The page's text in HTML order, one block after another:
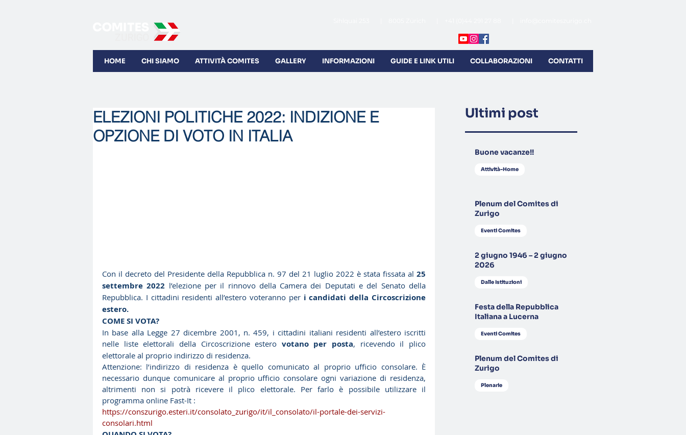
HOME CHI SIAMO ATTIVITÀ COMITES GALLERY INFORMAZIONI GUIDE E LINK UTILI COLLABORAZIONI CONTATTI
ELEZIONI POLITICHE 2022: INDIZIONE E
OPZIONE DI VOTO IN ITALIA
Con il decreto del Presidente della Repubblica n. 97 del 21 luglio 2022 è stata fissata al 25
settembre 2022 l’elezione per il rinnovo della Camera dei Deputati e del Senato della
Repubblica. I cittadini residenti all’estero voteranno per i candidati della Circoscrizione
estero.
COME SI VOTA?
In base alla Legge 27 dicembre 2001, n. 459, i cittadini italiani residenti all’estero iscritti
nelle liste elettorali della Circoscrizione estero votano per posta, ricevendo il plico
elettorale al proprio indirizzo di residenza.
Attenzione: l’indirizzo di residenza è quello comunicato al proprio ufficio consolare. È
necessario dunque comunicare al proprio ufficio consolare ogni variazione di residenza,
altrimenti non si potrà ricevere il plico elettorale. Per farlo è possibile utilizzare il
programma online Fast-It :
https://conszurigo.esteri.it/consolato_zurigo/it/il_consolato/il-portale-dei-servizi-
consolari.html
Ultimi post
Buone vacanze!!
Attività-Home
Plenum del Comites di
Zurigo
Eventi Comites
2 giugno 1946 – 2 giugno
2026
Dalle Istituzioni
Festa della Repubblica
Italiana a Lucerna
Eventi Comites
Plenum del Comites di
Zurigo
Plenarie